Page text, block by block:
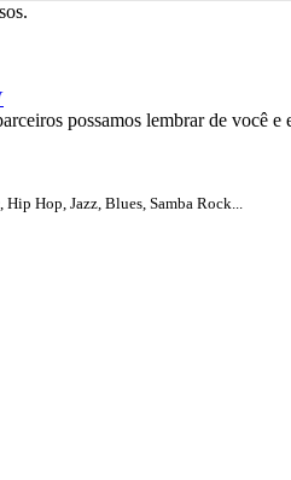
possamos lembrar de
Hop, Jazz, Blues, Samba Rock...